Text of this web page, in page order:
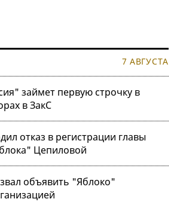
7 АВГУСТА
займет первую строчку в
в ЗакС
отказ в регистрации главы
Цепиловой
объявить "Яблоко"